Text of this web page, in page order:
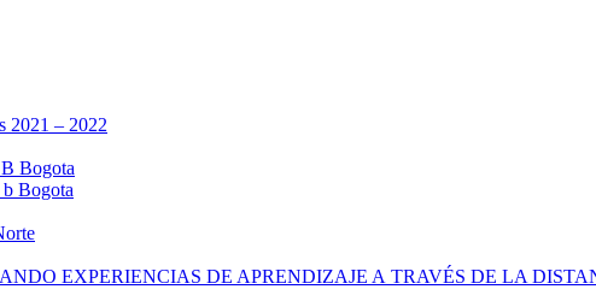
2021 – 2022
Bogota
Bogota
EXPERIENCIAS DE APRENDIZAJE A TRAVÉS DE LA